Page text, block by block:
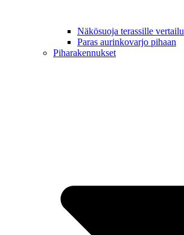
Näkösuoja terassille vertailu
Paras aurinkovarjo pihaan
Piharakennukset